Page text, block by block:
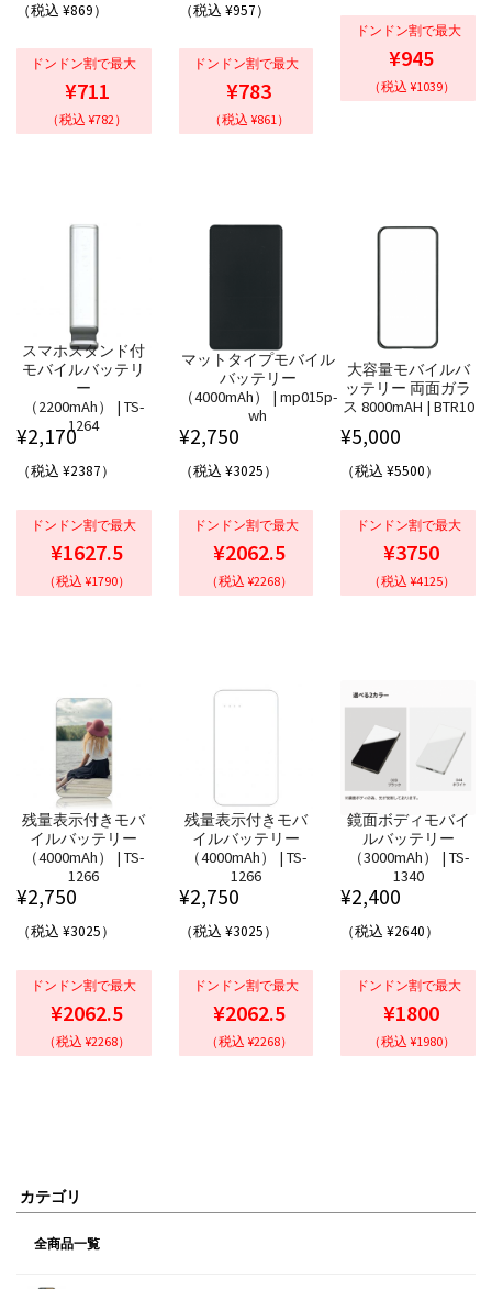
（税込 ¥869）
ドンドン割で最大
¥711
（税込 ¥782）
（税込 ¥957）
ドンドン割で最大
¥783
（税込 ¥861）
ドンドン割で最大
¥945
（税込 ¥1039）
スマホスタンド付
モバイルバッテリ
ー
（2200mAh） | TS-
1264
¥2,170
（税込 ¥2387）
ドンドン割で最大
¥1627.5
（税込 ¥1790）
マットタイプモバイル
バッテリー
（4000mAh） | mp015p-
wh
¥2,750
（税込 ¥3025）
ドンドン割で最大
¥2062.5
（税込 ¥2268）
大容量モバイルバ
ッテリー 両面ガラ
ス 8000mAH | BTR10
¥5,000
（税込 ¥5500）
ドンドン割で最大
¥3750
（税込 ¥4125）
残量表示付きモバ
イルバッテリー
（4000mAh） | TS-
1266
¥2,750
（税込 ¥3025）
ドンドン割で最大
¥2062.5
（税込 ¥2268）
残量表示付きモバ
イルバッテリー
（4000mAh） | TS-
1266
¥2,750
（税込 ¥3025）
ドンドン割で最大
¥2062.5
（税込 ¥2268）
鏡面ボディモバイ
ルバッテリー
（3000mAh） | TS-
1340
¥2,400
（税込 ¥2640）
ドンドン割で最大
¥1800
（税込 ¥1980）
カテゴリ
全商品一覧